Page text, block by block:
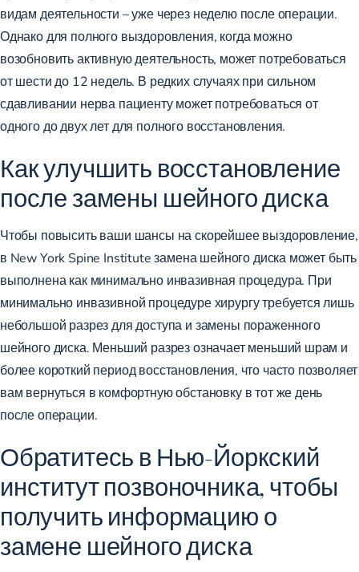
видам деятельности – уже через неделю после операции.
Однако для полного выздоровления, когда можно
возобновить активную деятельность, может потребоваться
от шести до 12 недель. В редких случаях при сильном
сдавливании нерва пациенту может потребоваться от
одного до двух лет для полного восстановления.
Как улучшить восстановление
после замены шейного диска
Чтобы повысить ваши шансы на скорейшее выздоровление,
в New York Spine Institute замена шейного диска может быть
выполнена как минимально инвазивная процедура. При
минимально инвазивной процедуре хирургу требуется лишь
небольшой разрез для доступа и замены пораженного
шейного диска. Меньший разрез означает меньший шрам и
более короткий период восстановления, что часто позволяет
вам вернуться в комфортную обстановку в тот же день
после операции.
Обратитесь в Нью-Йоркский
институт позвоночника, чтобы
получить информацию о
замене шейного диска